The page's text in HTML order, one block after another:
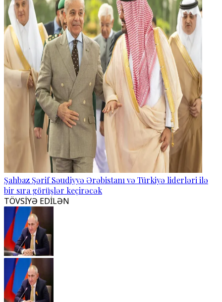
Şahbaz Şərif Səudiyyə Ərəbistanı və Türkiyə liderləri ilə
bir sıra görüşlər keçirəcək
TÖVSİYƏ EDİLƏN